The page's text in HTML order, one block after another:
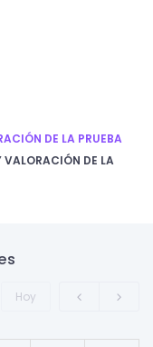
DE LA PRUEBA
DE LA
Hoy